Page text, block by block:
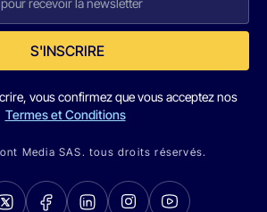
S'INSCRIRE
vous confirmez que vous acceptez nos
Termes et Conditions
Media SAS. tous droits réservés.